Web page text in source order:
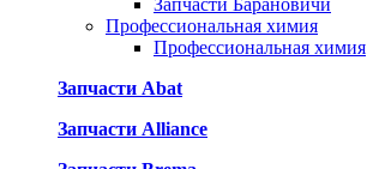
Запчасти Барановичи
Профессиональная химия
Профессиональная химия
Запчасти Abat
Запчасти Alliance